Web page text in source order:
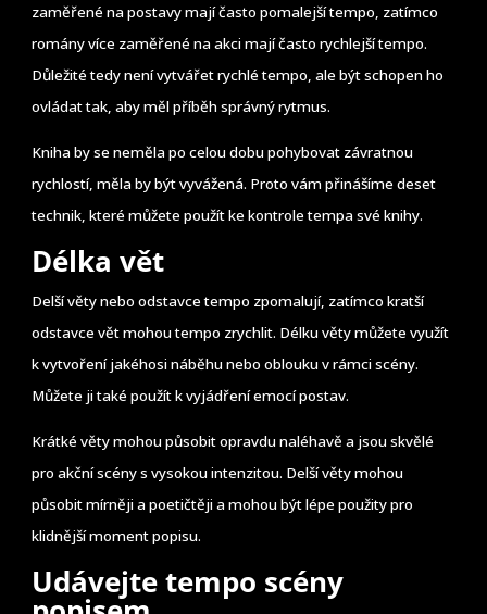
zaměřené na postavy mají často pomalejší tempo, zatímco
romány více zaměřené na akci mají často rychlejší tempo.
Důležité tedy není vytvářet rychlé tempo, ale být schopen ho
ovládat tak, aby měl příběh správný rytmus.
Kniha by se neměla po celou dobu pohybovat závratnou
rychlostí, měla by být vyvážená. Proto vám přinášíme deset
technik, které můžete použít ke kontrole tempa své knihy.
Délka vět
Delší věty nebo odstavce tempo zpomalují, zatímco kratší
odstavce vět mohou tempo zrychlit. Délku věty můžete využít
k vytvoření jakéhosi náběhu nebo oblouku v rámci scény.
Můžete ji také použít k vyjádření emocí postav.
Krátké věty mohou působit opravdu naléhavě a jsou skvělé
pro akční scény s vysokou intenzitou. Delší věty mohou
působit mírněji a poetičtěji a mohou být lépe použity pro
klidnější moment popisu.
Udávejte tempo scény